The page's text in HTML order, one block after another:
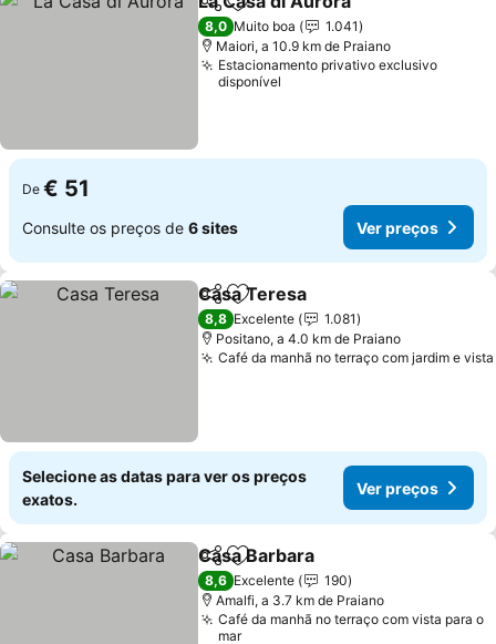
PartilharAdicionar aos favoritos
8,0 Muito boa
1.041
Maiori, a 10.9 km de Praiano
Estacionamento privativo exclusivo
disponível
De € 51
Consulte os preços de 6 sites Ver preços
PartilharAdicionar aos favoritos
Casa Teresa
8,8 Excelente
1.081
Positano, a 4.0 km de Praiano
Café da manhã no terraço com jardim e vista
Selecione as datas para ver os preços
exatos.
Ver preços
PartilharAdicionar aos favoritos
Casa Barbara
8,6 Excelente
190
Amalfi, a 3.7 km de Praiano
Café da manhã no terraço com vista para o
mar